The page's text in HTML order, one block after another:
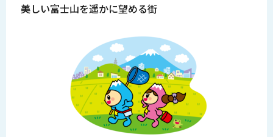
美しい富士山を遥かに望める街